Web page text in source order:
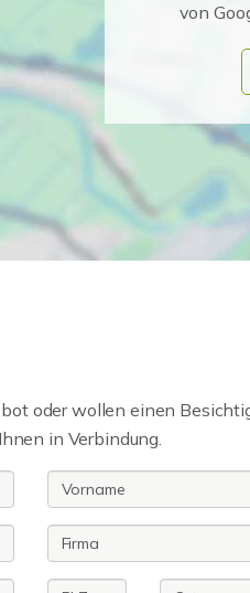
von
oder wollen einen
in Verbindung.